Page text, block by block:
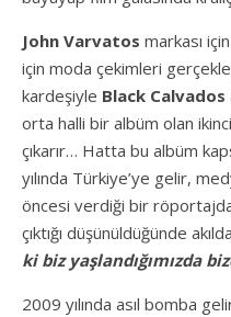
John Varvatos markası
için moda çekimleri
kardeşiyle Black Calvados
orta halli bir albüm olan ikinci
çıkarır… Hatta bu albüm
yılında Türkiye’ye gelir,
öncesi verdiği bir
çıktığı düşünüldüğünde akılda
ki biz yaşlandığımızda
2009 yılında asıl bomba